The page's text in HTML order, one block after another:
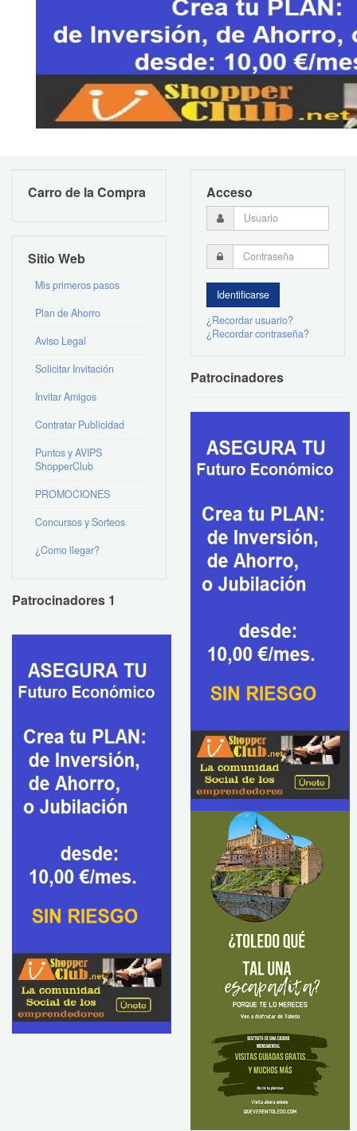
Carro de la Compra
Sitio Web
Mis primeros pasos
Plan de Ahorro
Aviso Legal
Solicitar Invitación
Invitar Amigos
Contratar Publicidad
Puntos y AVIPS
ShopperClub
PROMOCIONES
Concursos y Sorteos
¿Como llegar?
Patrocinadores 1
Acceso
¿Recordar usuario?
¿Recordar contraseña?
Patrocinadores